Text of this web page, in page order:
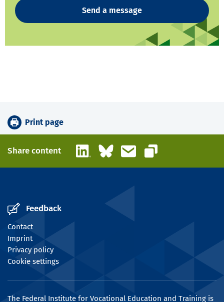
Send a message
Print page
Share content LinkedInBlueskyEmail
Copy link
Feedback
Contact
Imprint
Privacy policy
Cookie settings
The Federal Institute for Vocational Education and Training is